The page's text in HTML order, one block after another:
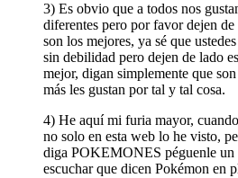
3) Es obvio que a todos nos
diferentes pero por favor dejen
son los mejores, ya sé que
sin debilidad pero dejen de lado
mejor, digan simplemente que
más les gustan por tal y tal cosa.
4) He aquí mi furia mayor,
no solo en esta web lo he visto,
diga POKEMONES péguenle un
escuchar que dicen Pokémon